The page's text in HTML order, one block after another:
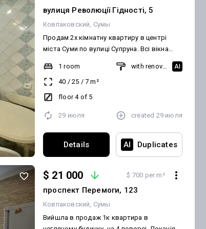
вулиця Революції Гідності, 5
Ковпаковский Сумы
Продам 2х кімнатну квартиру в центрі
міста Суми по вулиці Супруна. Всі вікна
Кімнати ізольовані. Є два підвали. Гарне
місце розташування будинку. Дзвоніть
1 room
40 / 25 / 7 m²
floor 4 of 5
with renovation
AI
29 июля created 29 июля
Details AI Duplicates
$ 21 000 $ 700 per m²
проспект Перемоги, 123
Ковпаковский Сумы
Вийшла в продаж 1к квартира в